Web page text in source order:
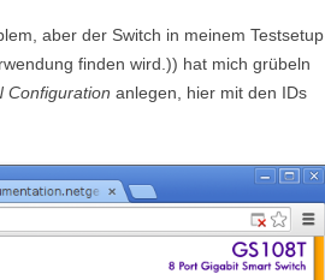
aber der Switch in meinem Testsetup
finden wird.)) hat mich grübeln
Configuration anlegen, hier mit den IDs